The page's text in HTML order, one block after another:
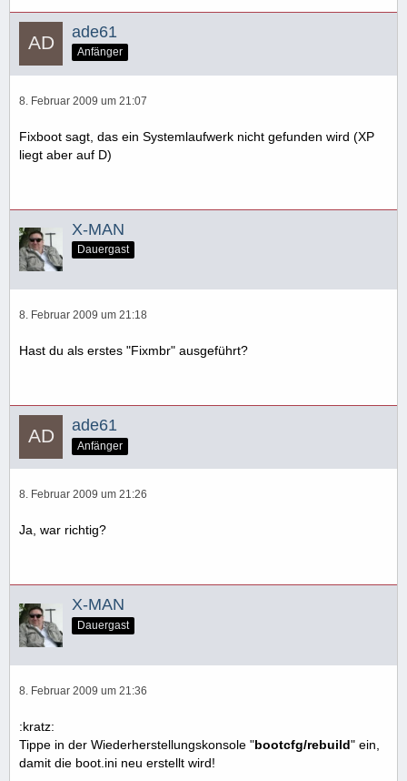
ade61
Anfänger
8. Februar 2009 um 21:07
Fixboot sagt, das ein Systemlaufwerk nicht gefunden wird (XP
liegt aber auf D)
X-MAN
Dauergast
8. Februar 2009 um 21:18
Hast du als erstes "Fixmbr" ausgeführt?
ade61
Anfänger
8. Februar 2009 um 21:26
Ja, war richtig?
X-MAN
Dauergast
8. Februar 2009 um 21:36
:kratz:
Tippe in der Wiederherstellungskonsole "bootcfg/rebuild" ein,
damit die boot.ini neu erstellt wird!